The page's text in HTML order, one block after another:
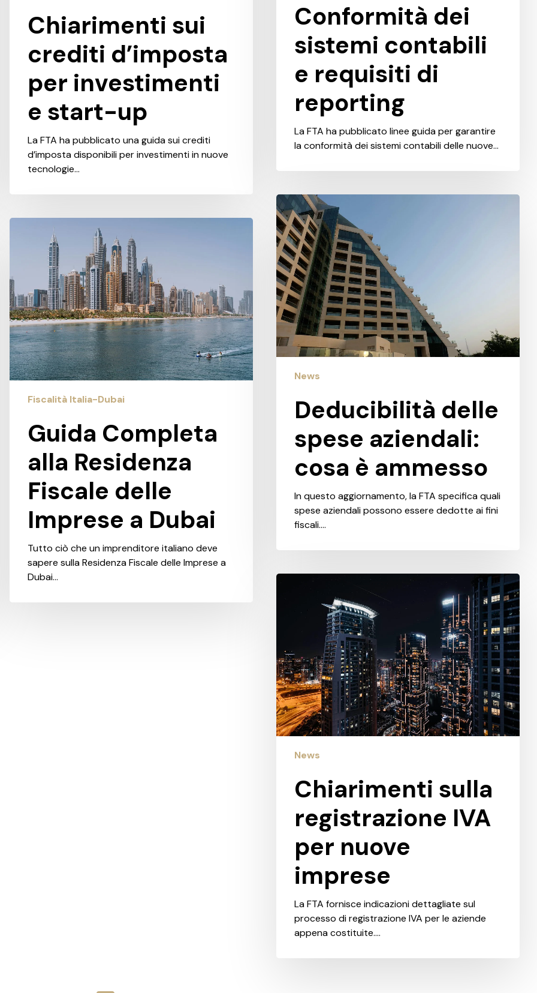
Chiarimenti sui
crediti d’imposta
per investimenti
e start-up
La FTA ha pubblicato una guida sui crediti
d’imposta disponibili per investimenti in nuove
tecnologie…
Conformità dei
sistemi contabili
e requisiti di
reporting
La FTA ha pubblicato linee guida per garantire
la conformità dei sistemi contabili delle nuove…
Deducibilità
delle
spese
aziendali:
cosa
è
ammesso
News
Deducibilità delle
spese aziendali:
cosa è ammesso
In questo aggiornamento, la FTA specifica quali
spese aziendali possono essere dedotte ai fini
fiscali.…
Guida
Completa
Residenza
Fiscale
delle
Imprese
a
Dubai
Fiscalità Italia-Dubai
Guida Completa
alla Residenza
Fiscale delle
Imprese a Dubai
Tutto ciò che un imprenditore italiano deve
sapere sulla Residenza Fiscale delle Imprese a
Dubai…
Chiarimenti
registrazione
nuove
imprese
News
Chiarimenti sulla
registrazione IVA
per nuove
imprese
La FTA fornisce indicazioni dettagliate sul
processo di registrazione IVA per le aziende
appena costituite.…